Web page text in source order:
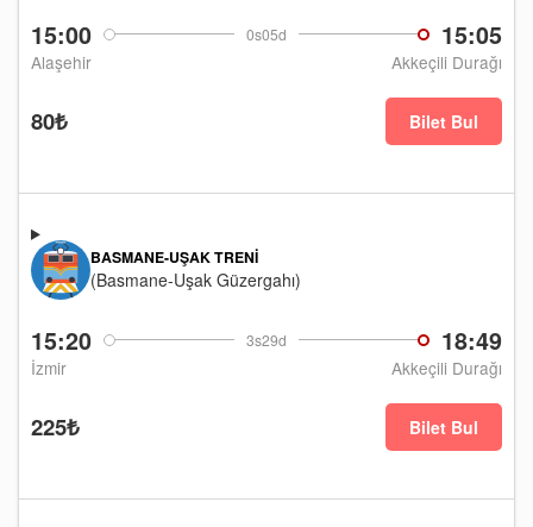
15:00 0s05d 15:05
Alaşehir Akkeçili Durağı
80₺ Bilet Bul
15:20 3s29d 18:49
İzmir Akkeçili Durağı
BASMANE-UŞAK TRENI
(Basmane-Uşak Güzergahı)
225₺ Bilet Bul